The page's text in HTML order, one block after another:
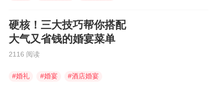
硬核！三大技巧帮你搭配
大气又省钱的婚宴菜单
2116 阅读
#婚礼 #婚宴 #酒店婚宴